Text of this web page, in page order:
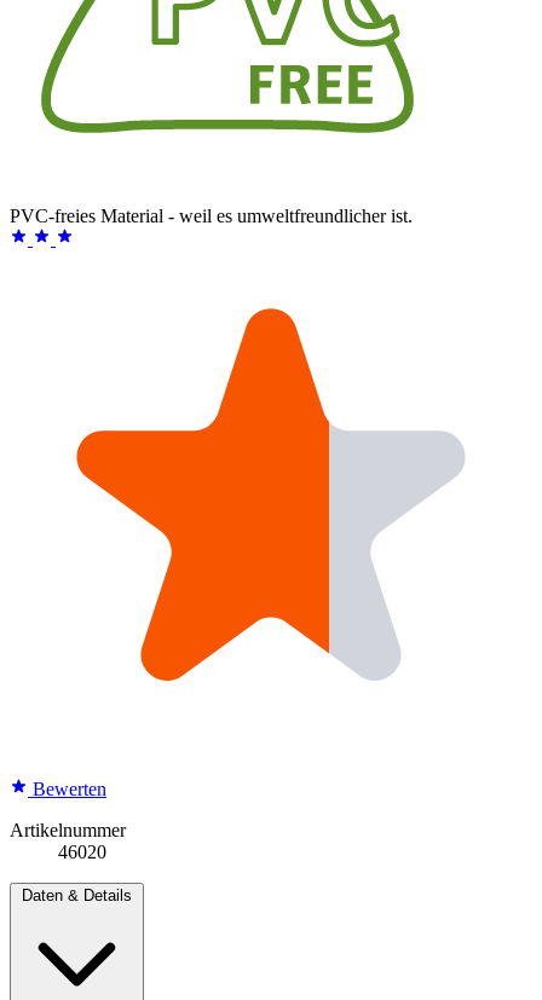
PVC-freies Material - weil es umweltfreundlicher ist.
Bewerten
Artikelnummer
46020
Daten & Details